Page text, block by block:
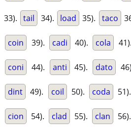
33). tail 34). load 35). taco
coin 39). cadi 40). cola 41).
coni 44). anti 45). dato
dint 49). coil 50). coda 51).
cion 54). clad 55). clan 56).